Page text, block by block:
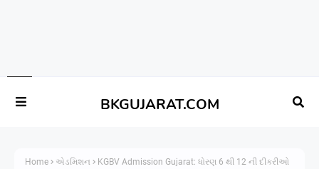
BKGUJARAT.COM
Home એડમિશન
KGBV Admission Gujarat: ધોરણ 6 થી 12 ની દીકરીઓ